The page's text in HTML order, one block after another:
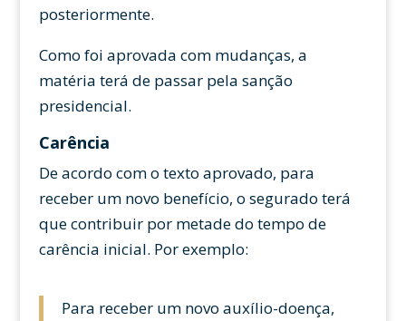
posteriormente.
Como foi aprovada com mudanças, a
matéria terá de passar pela sanção
presidencial.
Carência
De acordo com o texto aprovado, para
receber um novo benefício, o segurado terá
que contribuir por metade do tempo de
carência inicial. Por exemplo:
Para receber um novo auxílio-doença,